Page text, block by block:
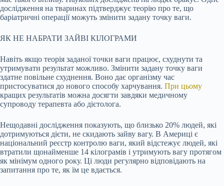
дослідження на тваринах підтверджує теорію про те, що
баріатричні операції можуть змінити задану точку ваги.
ЯК НЕ НАБРАТИ ЗАЙВІ КІЛОГРАМИ
Навіть якщо теорія заданої точки ваги працює, схуднути та
утримувати результат можливо. Змінити задану точку ваги
здатне повільне схуднення. Воно дає організму час
пристосуватися до нового способу харчування. При цьому
кращих результатів можна досягти завдяки медичному
супроводу терапевта або дієтолога.
Нещодавні дослідження показують, що близько 20% людей, які
дотримуються дієти, не скидають зайву вагу. В Америці є
національний реєстр контролю ваги, який відстежує людей, які
втратили щонайменше 14 кілограмів і утримують вагу протягом
як мінімум одного року. Ці люди регулярно відповідають на
запитання про те, як їм це вдається.